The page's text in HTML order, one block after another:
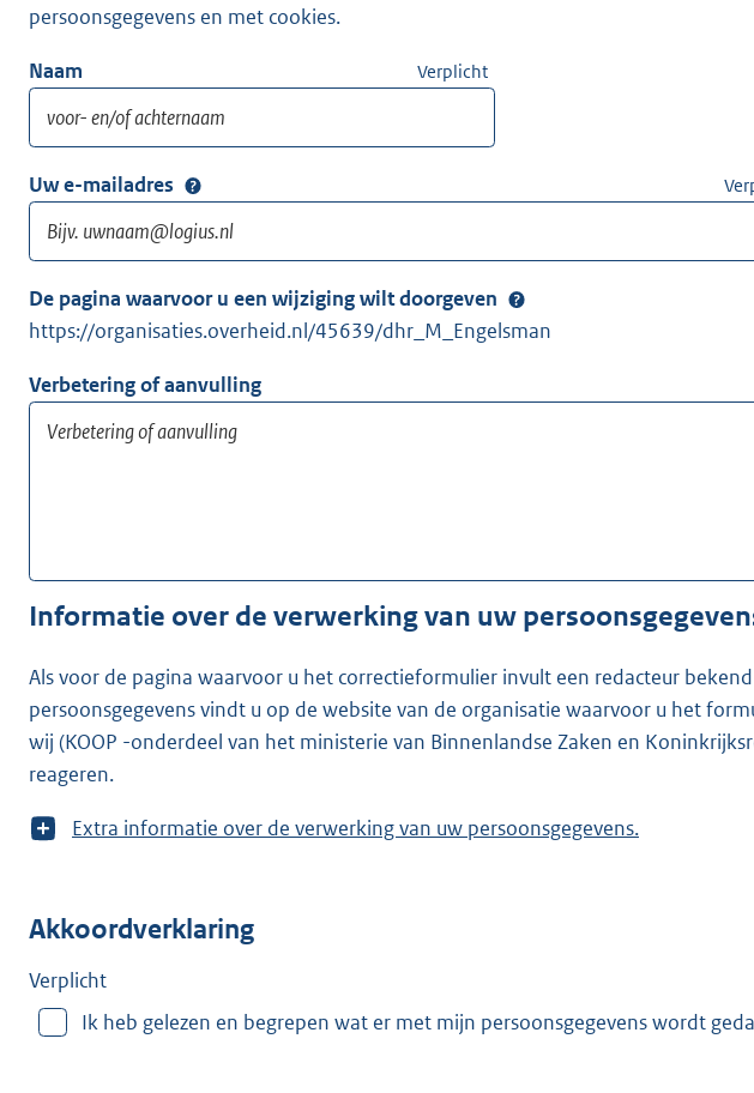
persoonsgegevens en met cookies.
Naam Verplicht
Uw e-mailadres
De pagina waarvoor u een wijziging wilt doorgeven
https://organisaties.overheid.nl/45639/dhr_M_Engelsman
Verbetering of aanvulling
Informatie over de verwerking van uw
Als voor de pagina waarvoor u het correctieformulier invult een redacteur
persoonsgegevens vindt u op de website van de organisatie waarvoor u het formulier invult en
wij (KOOP -onderdeel van het ministerie van Binnenlandse Zaken en
reageren.
T
m
e
Extra informatie over de verwerking van uw persoonsgegevens.
Akkoordverklaring
Verplicht
Ik heb gelezen en begrepen wat er met mijn persoonsgegevens wordt